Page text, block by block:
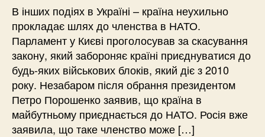
В інших подіях в Україні – країна неухильно
прокладає шлях до членства в НАТО.
Парламент у Києві проголосував за скасування
закону, який забороняє країні приєднуватися до
будь-яких військових блоків, який діє з 2010
року. Незабаром після обрання президентом
Петро Порошенко заявив, що країна в
майбутньому приєднається до НАТО. Росія вже
заявила, що таке членство може […]